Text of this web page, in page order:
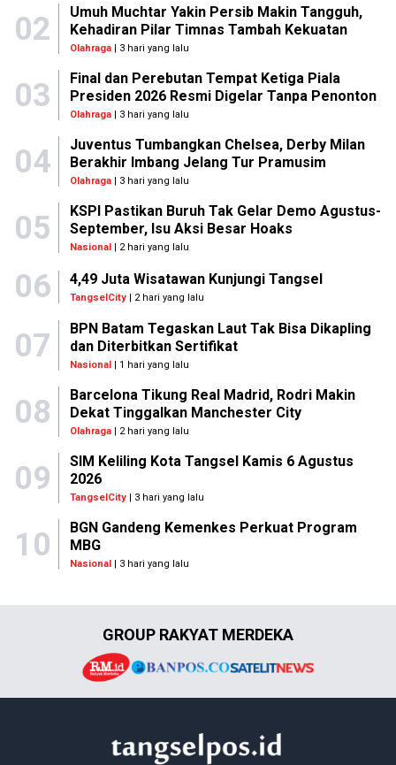
02
Umuh Muchtar Yakin Persib Makin Tangguh,
Kehadiran Pilar Timnas Tambah Kekuatan
Olahraga| 3 hari yang lalu
03
Final dan Perebutan Tempat Ketiga Piala
Presiden 2026 Resmi Digelar Tanpa Penonton
Olahraga| 3 hari yang lalu
04
Juventus Tumbangkan Chelsea, Derby Milan
Berakhir Imbang Jelang Tur Pramusim
Olahraga| 3 hari yang lalu
05
KSPI Pastikan Buruh Tak Gelar Demo Agustus-
September, Isu Aksi Besar Hoaks
Nasional| 2 hari yang lalu
06 4,49 Juta Wisatawan Kunjungi Tangsel
TangselCity | 2 hari yang lalu
07
BPN Batam Tegaskan Laut Tak Bisa Dikapling
dan Diterbitkan Sertifikat
Nasional| 1 hari yang lalu
08
Barcelona Tikung Real Madrid, Rodri Makin
Dekat Tinggalkan Manchester City
Olahraga| 2 hari yang lalu
09
SIM Keliling Kota Tangsel Kamis 6 Agustus
2026
TangselCity| 3 hari yang lalu
10
BGN Gandeng Kemenkes Perkuat Program
MBG
Nasional| 3 hari yang lalu
GROUP RAKYAT MERDEKA